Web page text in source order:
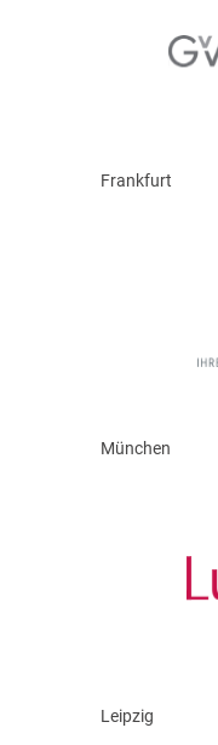
Frankfurt
München
Leipzig